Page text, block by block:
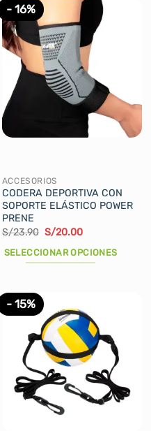
tiene
múltiples
variantes.
Las
opciones
pueden
elegir
en
de
producto
- 16%
ACCESORIOS
CODERA DEPORTIVA CON
SOPORTE ELÁSTICO POWER
PRENE
S/23.90 El
original
era:
S/20.00El
actual
es:
SELECCIONAR OPCIONES
tiene
múltiples
variantes.
opciones
pueden
- 15%